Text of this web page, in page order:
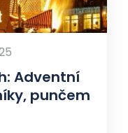
Adventní
punčem